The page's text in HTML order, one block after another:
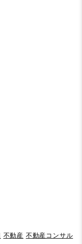
不動産 不動産コンサル